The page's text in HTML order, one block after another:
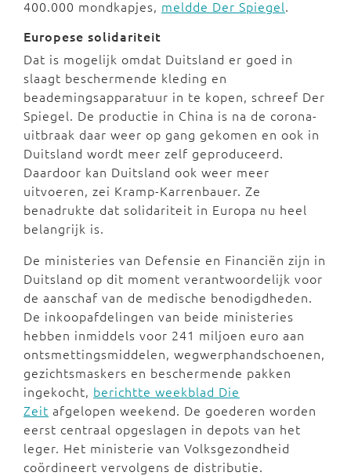
400.000 mondkapjes, meldde Der Spiegel.
Europese solidariteit
Dat is mogelijk omdat Duitsland er goed in
slaagt beschermende kleding en
beademingsapparatuur in te kopen, schreef Der
Spiegel. De productie in China is na de corona-
uitbraak daar weer op gang gekomen en ook in
Duitsland wordt meer zelf geproduceerd.
Daardoor kan Duitsland ook weer meer
uitvoeren, zei Kramp-Karrenbauer. Ze
benadrukte dat solidariteit in Europa nu heel
belangrijk is.
De ministeries van Defensie en Financiën zijn in
Duitsland op dit moment verantwoordelijk voor
de aanschaf van de medische benodigdheden.
De inkoopafdelingen van beide ministeries
hebben inmiddels voor 241 miljoen euro aan
ontsmettingsmiddelen, wegwerphandschoenen,
gezichtsmaskers en beschermende pakken
ingekocht, berichtte weekblad Die
Zeit afgelopen weekend. De goederen worden
eerst centraal opgeslagen in depots van het
leger. Het ministerie van Volksgezondheid
coördineert vervolgens de distributie.